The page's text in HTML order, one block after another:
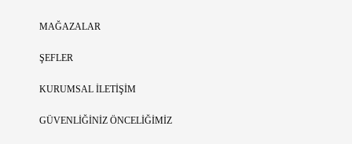
MAĞAZALAR
ŞEFLER
KURUMSAL İLETİŞİM
GÜVENLİĞİNİZ ÖNCELİĞİMİZ